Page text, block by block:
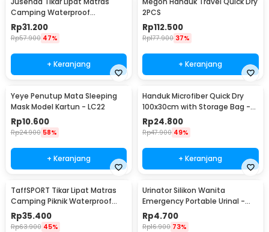
Camping Waterproof
Aluminium Foil 147x150cm - HL-
306
Rp31.200
Rp57.900 47%
+ Keranjang
2PCS
Rp112.500
Rp177.900 37%
+ Keranjang
Yeye Penutup Mata Sleeping
Mask Model Kartun - LC22
Rp10.600
Rp24.900 58%
+ Keranjang
Handuk Microfiber Quick Dry
100x30cm with Storage Bag -
S-30
Rp24.800
Rp47.900 49%
+ Keranjang
TaffSPORT Tikar Lipat Matras
Camping Piknik Waterproof
Mat 1.4x1.52M - FS-007
Rp35.400
Rp63.900 45%
Urinator Silikon Wanita
Emergency Portable Urinal -
XBQ
Rp4.700
Rp16.900 73%